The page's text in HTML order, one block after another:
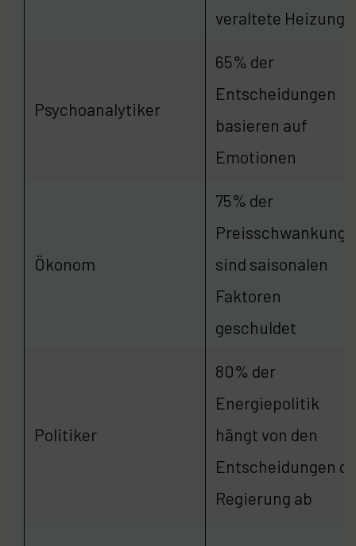
veraltete Heizung
Psychoanalytiker
65% der
Entscheidungen
basieren auf
Emotionen
Ökonom
75% der
sind saisonalen
Faktoren
geschuldet
Politiker
80% der
Energiepolitik
hängt von den
Entscheidungen
Regierung ab